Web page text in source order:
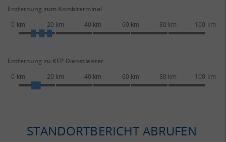
Entfernung zum Kombiterminal
0 km
20 km 40 km 60 km 80 km 100 km
Entfernung zu KEP Dienstleister
0 km
20 km 40 km 60 km 80 km 100 km
STANDORTBERICHT ABRUFEN